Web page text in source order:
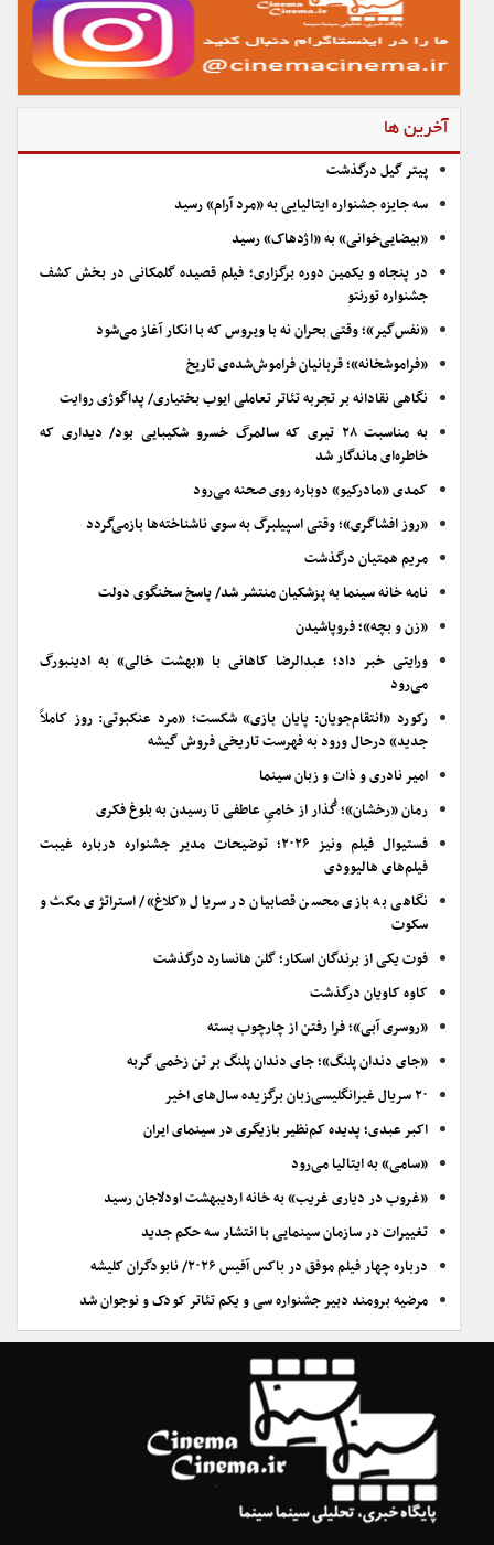
آخرین ها
پیتر گیل درگذشت
سه جایزه جشنواره ایتالیایی به «مرد آرام» رسید
«بیضایی‌خوانی» به «اژدهاک» رسید
در پنجاه و یکمین دوره برگزاری؛ فیلم قصیده گلمکانی در بخش کشف
جشنواره تورنتو
«نفس‌گیر»؛ وقتی بحران نه با ویروس که با انکار آغاز می‌شود
«فراموشخانه»؛ قربانیان فراموش‌شده‌ی تاریخ
نگاهی نقادانه بر تجربه تئاتر تعاملی ایوب بختیاری/ پداگوژی روایت
به مناسبت ۲۸ تیری که سالمرگ خسرو شکیبایی بود/ دیداری که
خاطره‌ای ماندگار شد
کمدی «مادرکیو» دوباره روی صحنه می‌رود
«روز افشاگری»؛ وقتی اسپیلبرگ به سوی ناشناخته‌ها بازمی‌گردد
مریم همتیان درگذشت
نامه خانه سینما به پزشکیان منتشر شد/ پاسخ سخنگوی دولت
«زن و بچه»؛ فروپاشیدن
ورایتی خبر داد؛ عبدالرضا کاهانی با «بهشت خالی» به ادینبورگ
می‌رود
رکورد «انتقام‌جویان: پایان بازی» شکست؛ «مرد عنکبوتی: روز کاملاً
جدید» درحال ورود به فهرست تاریخی فروش گیشه
امیر نادری و ذات و زبان سینما
رمان «رخشان»؛ گُذار از خامیِ عاطفی تا رسیدن به بلوغ فکری
فستیوال فیلم ونیز ۲۰۲۶؛ توضیحات مدیر جشنواره درباره غیبت
فیلم‌های هالیوودی
نگاهی به بازی محسن قصابیان در سریال «کلاغ»/ استراتژی مکث و
سکوت
فوت یکی از برندگان اسکار؛ گلن هانسارد درگذشت
کاوه کاویان درگذشت
«روسری آبی»؛ فرا رفتن از چارچوب بسته
«جای دندان پلنگ»؛ جای دندان پلنگ بر تن زخمی گربه
۲۰ سریال غیرانگلیسی‌زبان برگزیده سال‌های اخیر
اکبر عبدی؛ پدیده کم‌نظیر بازیگری در سینمای ایران
«سامی» به ایتالیا می‌رود
«غروب در دیاری غریب» به خانه اردیبهشت اودلاجان رسید
تغییرات در سازمان سینمایی با انتشار سه حکم جدید
درباره چهار فیلم موفق در باکس آفیس ۲۰۲۶/ نابودگران کلیشه
مرضیه برومند دبیر جشنواره سی و یکم تئاتر کودک و نوجوان شد